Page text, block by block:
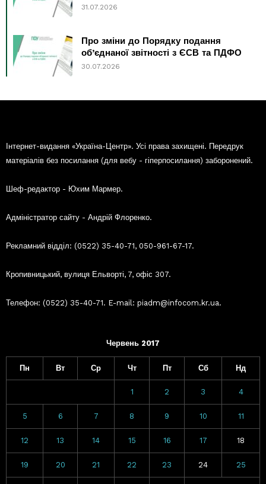
31.07.2026
Про зміни до Порядку подання
об’єднаної звітності з ЄСВ та ПДФО
30.07.2026
Інтернет-видання «Україна-Центр». Усі права захищені. Передрук
матеріалів без посилання (для вебу - гіперпосилання) заборонений.
Шеф-редактор - Юхим Мармер.
Адміністратор сайту - Андрій Флоренко.
Рекламний відділ: (0522) 35-40-71, 050-961-67-17.
Кропивницький, вулиця Ельворті, 7, офіс 307.
Телефон: (0522) 35-40-71. E-mail: piadm@infocom.kr.ua.
Червень 2017
Пн Вт Ср Чт Пт Сб Нд
1 2 3 4
5 6 7 8 9 10 11
12 13 14 15 16 17 18
19 20 21 22 23 24 25